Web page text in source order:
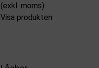
(exkl. moms)
Visa produkten